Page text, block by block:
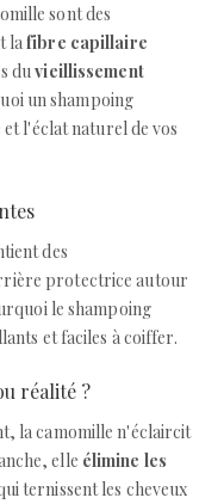
sont des
lafibre capillaire
duvieillissement
un shampoing
l'éclat naturel de vos
des
protectrice autour
le shampoing
et faciles à coiffer.
réalité ?
la camomille n'éclaircit
elle élimine les
ternissent les cheveux